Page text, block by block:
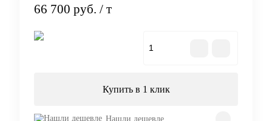
66 700 руб. / т
Купить в 1 клик
Нашли дешевле